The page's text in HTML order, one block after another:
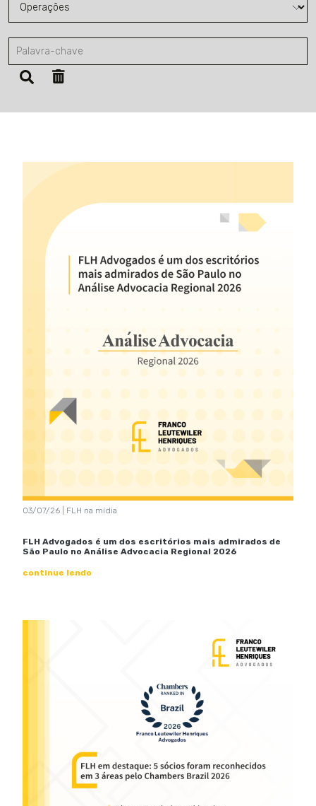
03/07/26 | FLH na mídia
FLH Advogados é um dos escritórios mais admirados de
São Paulo no Análise Advocacia Regional 2026
continue lendo